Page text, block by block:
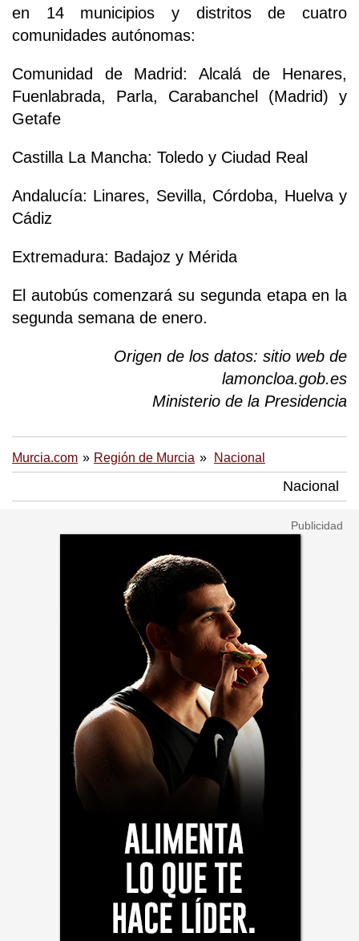
en 14 municipios y distritos de cuatro
comunidades autónomas:
Comunidad de Madrid: Alcalá de Henares,
Fuenlabrada, Parla, Carabanchel (Madrid) y
Getafe
Castilla La Mancha: Toledo y Ciudad Real
Andalucía: Linares, Sevilla, Córdoba, Huelva y
Cádiz
Extremadura: Badajoz y Mérida
El autobús comenzará su segunda etapa en la
segunda semana de enero.
Origen de los datos: sitio web de
lamoncloa.gob.es
Ministerio de la Presidencia
Murcia.com Región de Murcia Nacional
Nacional